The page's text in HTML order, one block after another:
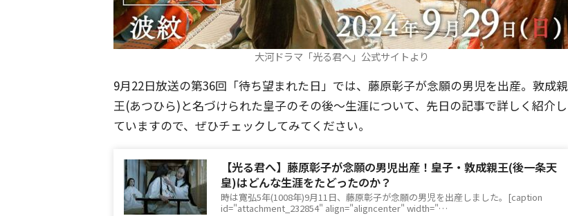
大河ドラマ「光る君へ」公式サイトより
9月22日放送の第36回「待ち望まれた日」では、藤原彰子が念願の男児を出産。敦成親
王(あつひら)と名づけられた皇子のその後〜生涯について、先日の記事で詳しく紹介し
ていますので、ぜひチェックしてみてください。
【光る君へ】藤原彰子が念願の男児出産！皇子・敦成親王(後一条天
皇)はどんな生涯をたどったのか？
時は寛弘5年(1008年)9月11日、藤原彰子が念願の男児を出産しました。[caption
id="attachment_232854" align="aligncenter" width="…